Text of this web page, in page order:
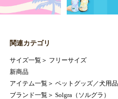
関連カテゴリ
サイズ一覧 ＞ フリーサイズ
新商品
アイテム一覧 ＞ ペットグッズ／犬用品
ブランド一覧 ＞ Solgra（ソルグラ）